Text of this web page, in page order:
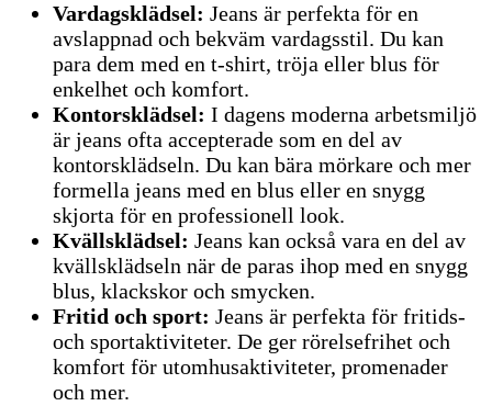
Vardagsklädsel: Jeans är perfekta för en
avslappnad och bekväm vardagsstil. Du kan
para dem med en t-shirt, tröja eller blus för
enkelhet och komfort.
Kontorsklädsel: I dagens moderna arbetsmiljö
är jeans ofta accepterade som en del av
kontorsklädseln. Du kan bära mörkare och mer
formella jeans med en blus eller en snygg
skjorta för en professionell look.
Kvällsklädsel: Jeans kan också vara en del av
kvällsklädseln när de paras ihop med en snygg
blus, klackskor och smycken.
Fritid och sport: Jeans är perfekta för fritids-
och sportaktiviteter. De ger rörelsefrihet och
komfort för utomhusaktiviteter, promenader
och mer.